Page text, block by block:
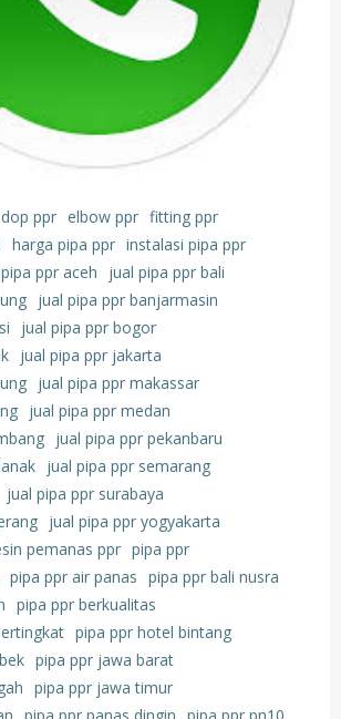
dop ppr elbow ppr fitting ppr
harga pipa ppr instalasi pipa ppr
ppr aceh
jual pipa ppr bali
jual pipa ppr banjarmasin
jual pipa ppr bogor
jual pipa ppr jakarta
jual pipa ppr makassar
jual pipa ppr medan
jual pipa ppr pekanbaru
jual pipa ppr semarang
jual pipa ppr surabaya
jual pipa ppr yogyakarta
pemanas ppr pipa ppr
pipa ppr air panas pipa ppr bali nusra
pipa ppr berkualitas
pipa ppr hotel bintang
pipa ppr jawa barat
pipa ppr jawa timur